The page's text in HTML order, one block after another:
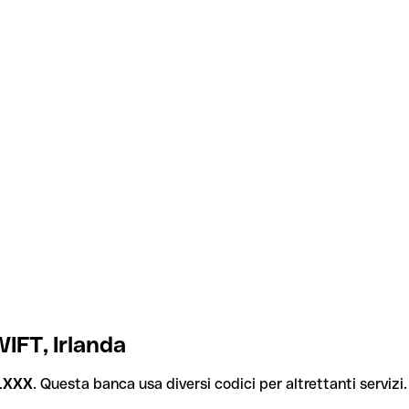
Irlanda
. Questa banca usa diversi codici per altrettanti